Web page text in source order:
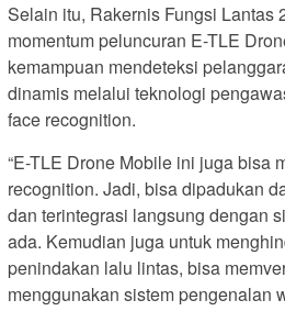
Selain itu, Rakernis Fungsi Lantas
momentum peluncuran E-TLE
kemampuan mendeteksi
dinamis melalui teknologi
face recognition.
“E-TLE Drone Mobile ini juga bisa
recognition. Jadi, bisa dipadukan
dan terintegrasi langsung dengan
ada. Kemudian juga untuk
penindakan lalu lintas, bisa
menggunakan sistem pengenalan